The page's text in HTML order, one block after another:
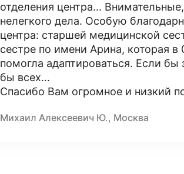
отделения центра...
нелегкого дела. Особую
центра: старшей медицинской
сестре по имени Арина, которая
помогла адаптироваться. Если бы
бы всех...
Спасибо Вам огромное и низкий
Михаил Алексеевич Ю., Москва